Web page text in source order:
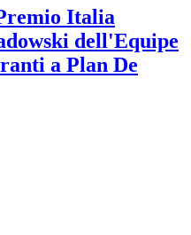
Italia
dell'Equipe
a Plan De